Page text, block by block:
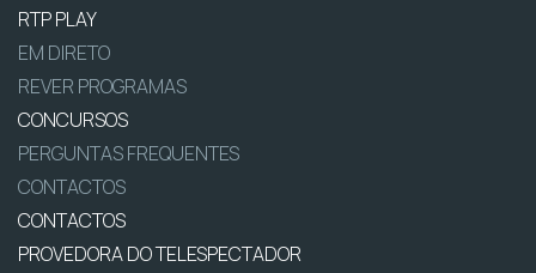
RTP PLAY
EM DIRETO
REVER PROGRAMAS
CONCURSOS
PERGUNTAS FREQUENTES
CONTACTOS
CONTACTOS
PROVEDORA DO TELESPECTADOR